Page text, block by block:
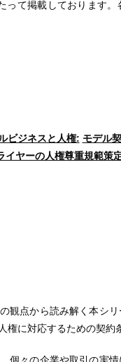
って掲載しております
ビジネスと人権: モデル
イヤーの人権尊重規範策
観点から読み解く本シ
権に対応するための契約